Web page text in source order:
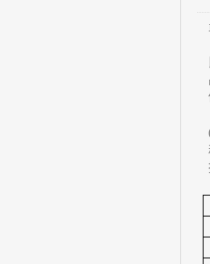
关于平安银行电子版信用卡
关于调整存量首套住房贷款